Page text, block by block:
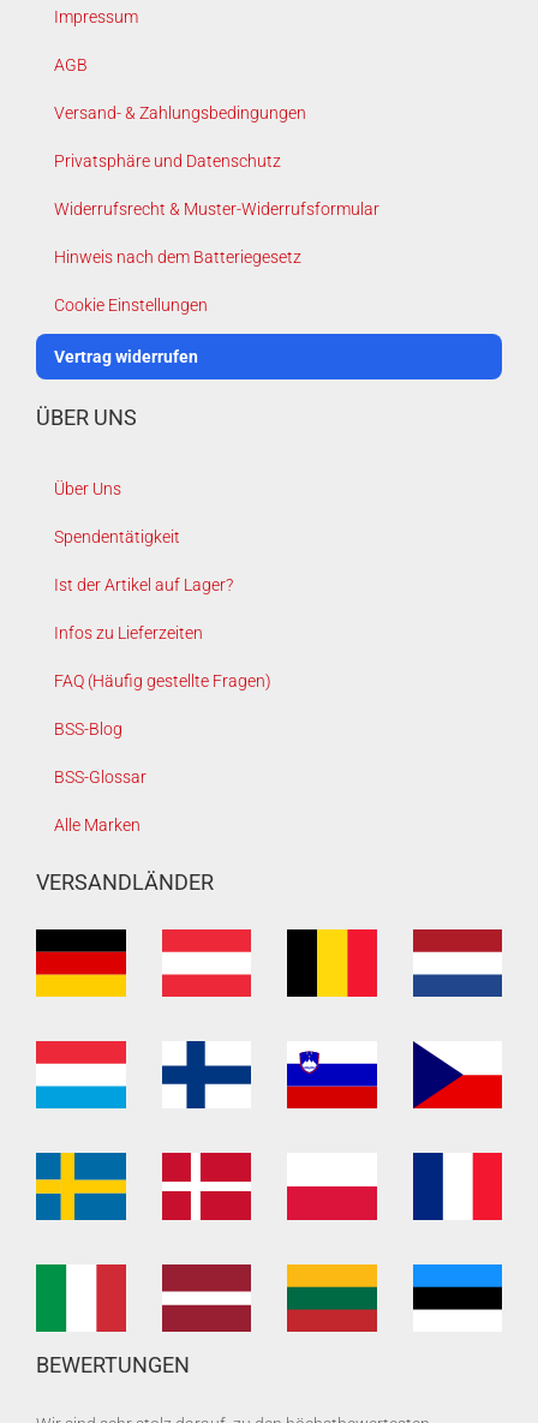
Impressum
AGB
Versand- & Zahlungsbedingungen
Privatsphäre und Datenschutz
Widerrufsrecht & Muster-Widerrufsformular
Hinweis nach dem Batteriegesetz
Cookie Einstellungen
Vertrag widerrufen
ÜBER UNS
Über Uns
Spendentätigkeit
Ist der Artikel auf Lager?
Infos zu Lieferzeiten
FAQ (Häufig gestellte Fragen)
BSS-Blog
BSS-Glossar
Alle Marken
VERSANDLÄNDER
BEWERTUNGEN